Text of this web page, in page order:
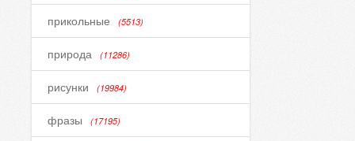
прикольные (5513)
природа (11286)
рисунки (19984)
фразы (17195)